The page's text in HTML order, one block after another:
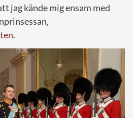
jag kände mig ensam med
.